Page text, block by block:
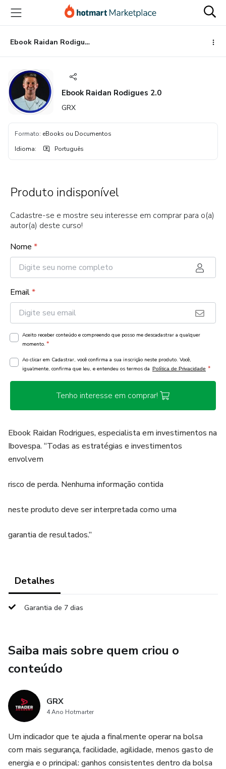
para
conteúdo
principal
para
pagamento
para
rodapé
Ebook Raidan Rodigues 2.0
Ebook Raidan Rodigues 2.0
GRX
Formato: eBooks ou Documentos
Idioma: Português
Produto indisponível
Cadastre-se e mostre seu interesse em comprar para o(a)
autor(a) deste curso!
Nome *
Email*
Aceito receber conteúdo e compreendo que posso me descadastrar a qualquer
momento. *
Ao clicar em Cadastrar, você confirma a sua inscrição neste produto. Você,
igualmente, confirma que leu, e entendeu os termos da Política de Privacidade *
Tenho interesse em comprar!
Ebook Raidan Rodrigues, especialista em investimentos na
Ibovespa. “Todas as estratégias e investimentos
envolvem
risco de perda. Nenhuma informação contida
neste produto deve ser interpretada como uma
garantia de resultados.”
Detalhes
Garantia de 7 dias
Saiba mais sobre quem criou o
conteúdo
GRX
4 Ano Hotmarter
Um indicador que te ajuda a finalmente operar na bolsa
com mais segurança, facilidade, agilidade, menos gasto de
energia e o principal: ganhos consistentes dentro da bolsa